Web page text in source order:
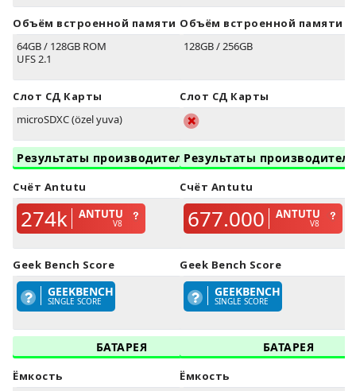
Объём встроенной памяти
64GB / 128GB ROM
UFS 2.1
Слот СД Карты
microSDXC (özel yuva)
Результаты производительности
Счёт Antutu
274k ANTUTU
V8
Geek Bench Score
GEEKBENCH
SINGLE SCORE
БАТАРЕЯ
Ёмкость
Объём встроенной памяти
128GB / 256GB
Слот СД Карты
Результаты
Счёт Antutu
677.000 ANTUTU
V8
Geek Bench Score
GEEKBENCH
SINGLE SCORE
БАТАРЕЯ
Ёмкость